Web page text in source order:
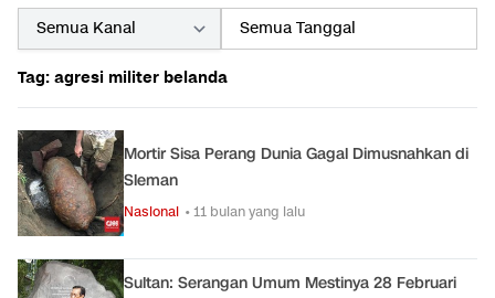
Tag: agresi militer belanda
Mortir Sisa Perang Dunia Gagal Dimusnahkan di
Sleman
Nasional • 11 bulan yang lalu
Sultan: Serangan Umum Mestinya 28 Februari